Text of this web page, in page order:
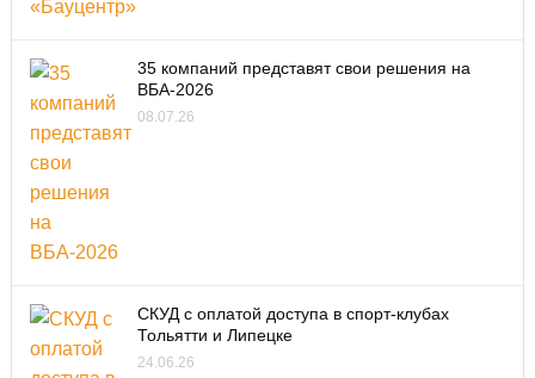
35 компаний представят свои решения на
ВБА-2026
08.07.26
СКУД с оплатой доступа в спорт-клубах
Тольятти и Липецке
24.06.26